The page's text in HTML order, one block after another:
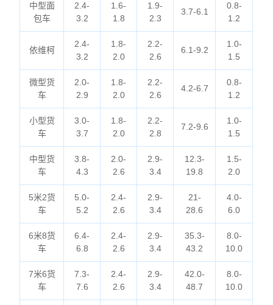
中型面
包车
2.4-
3.2
1.6-
1.8
1.9-
2.3
3.7-6.1
0.8-
1.2
依维柯
2.4-
3.2
1.8-
2.0
2.2-
2.6
6.1-9.2
1.0-
1.5
微型货
车
2.0-
2.9
1.8-
2.0
2.2-
2.6
4.2-6.7
0.8-
1.2
小型货
车
3.0-
3.7
1.8-
2.0
2.2-
2.8
7.2-9.6
1.0-
1.5
中型货
车
3.8-
4.3
2.0-
2.6
2.9-
3.4
12.3-
19.8
1.5-
2.0
5米2货
车
5.0-
5.2
2.4-
2.6
2.9-
3.4
21-
28.6
4.0-
6.0
6米8货
车
6.4-
6.8
2.4-
2.6
2.9-
3.4
35.3-
43.2
8.0-
10.0
7米6货
车
7.3-
7.6
2.4-
2.6
2.9-
3.4
42.0-
48.7
8.0-
10.0